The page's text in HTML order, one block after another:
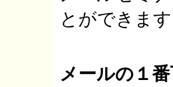
とができます
メールの１